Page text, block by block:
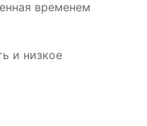
временем
и низкое